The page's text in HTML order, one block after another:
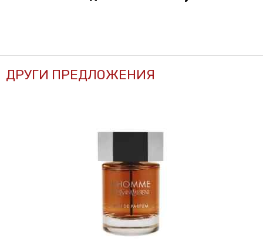
ДРУГИ ПРЕДЛОЖЕНИЯ